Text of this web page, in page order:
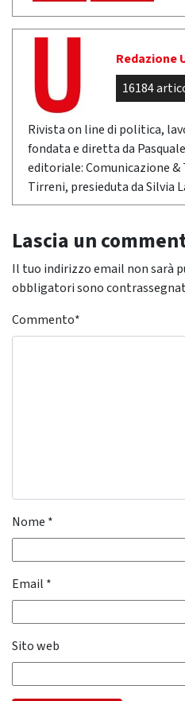
Redazione
16184
Rivista on line di politica,
fondata e diretta da
editoriale: Comunicazione &
Tirreni, presieduta da Silvia
Lascia un
Il tuo indirizzo email non sarà
obbligatori sono
Commento*
Nome *
Email *
Sito web